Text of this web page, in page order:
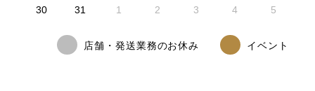
30 31 1 2 3 4 5
店舗・発送業務のお休み イベント